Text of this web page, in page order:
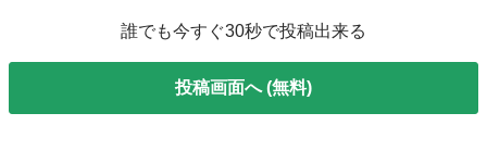
誰でも今すぐ30秒で投稿出来る
投稿画面へ (無料)